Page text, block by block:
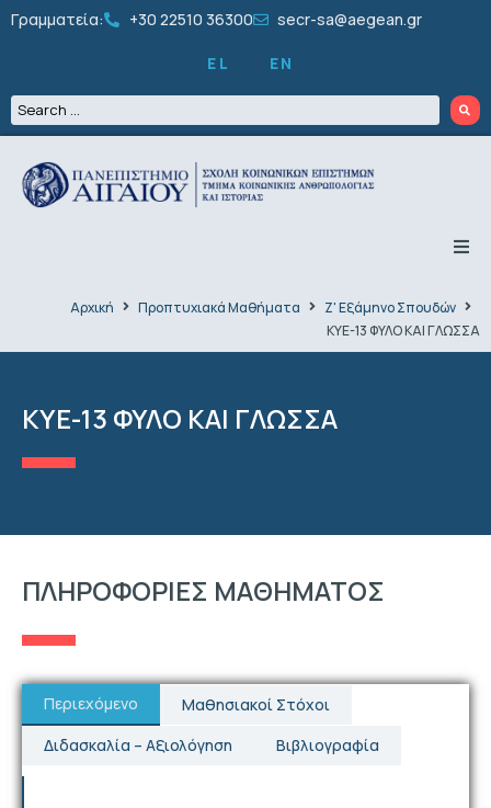
Γραμματεία: +30 22510 36300 secr-sa@aegean.gr
EL EN
ΠΡΟΠΤΥΧΙΑΚΑ
ΔΙΔΑΚΤΟΡΙΚΑ
ΦΟΙΤΗΤΙΚΑ
ΑΝΑΚΟΙΝΩΣΕΙΣ
Αρχική Προπτυχιακά Μαθήματα
Ζ' Εξάμηνο Σπουδών
ΚΥΕ-13 ΦΥΛΟ ΚΑΙ ΓΛΩΣΣΑ
ΚΥΕ-13 ΦΥΛΟ ΚΑΙ ΓΛΩΣΣΑ
ΠΛΗΡΟΦΟΡΙΕΣ ΜΑΘΗΜΑΤΟΣ
Περιεχόμενο
Μαθησιακοί Στόχοι
Διδασκαλία – Αξιολόγηση
Βιβλιογραφία